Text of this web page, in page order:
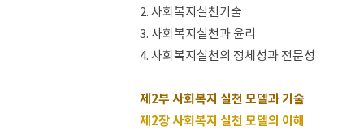
2. 사회복지실천기술
3. 사회복지실천과 윤리
4. 사회복지실천의 정체성과 전문성
제2부 사회복지 실천 모델과 기술
제2장 사회복지 실천 모델의 이해